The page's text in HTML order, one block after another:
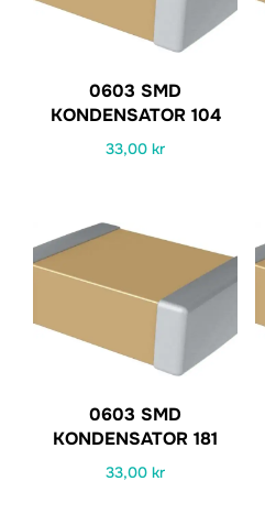
0603 SMD
KONDENSATOR 104
33,00kr
0603 SMD
KONDENSATOR 181
33,00kr